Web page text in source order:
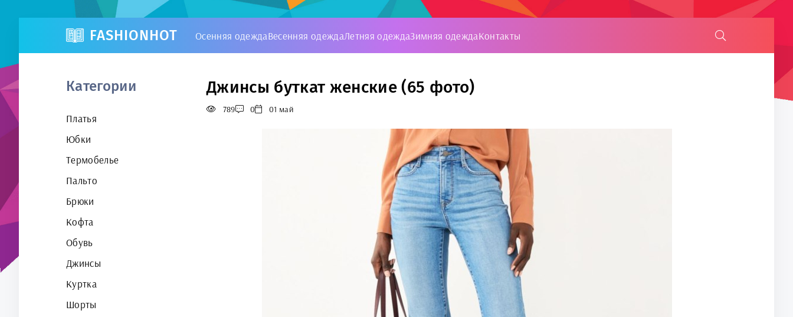
FASHIONHOT Осенняя одеждаВесенняя одеждаЛетняя одеждаЗимняя одеждаКонтакты
Категории
Платья
Юбки
Термобелье
Пальто
Брюки
Кофта
Обувь
Джинсы
Куртка
Шорты
Джинсы буткат женские (65 фото)
789 0 01 май